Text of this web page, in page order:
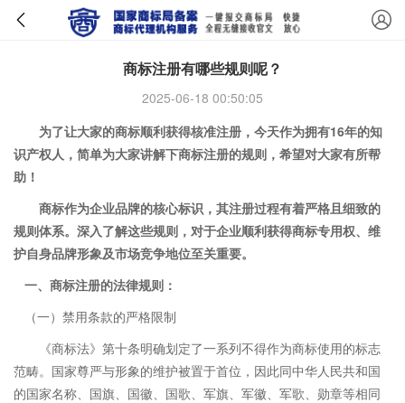
商标注册有哪些规则呢？
2025-06-18 00:50:05
为了让大家的商标顺利获得核准注册，今天作为拥有16年的知
识产权人，简单为大家讲解下商标注册的规则，希望对大家有所帮
助！
商标作为企业品牌的核心标识，其注册过程有着严格且细致的
规则体系。深入了解这些规则，对于企业顺利获得商标专用权、维
护自身品牌形象及市场竞争地位至关重要。
一、商标注册的法律规则：
（一）禁用条款的严格限制
《商标法》第十条明确划定了一系列不得作为商标使用的标志
范畴。国家尊严与形象的维护被置于首位，因此同中华人民共和国
的国家名称、国旗、国徽、国歌、军旗、军徽、军歌、勋章等相同